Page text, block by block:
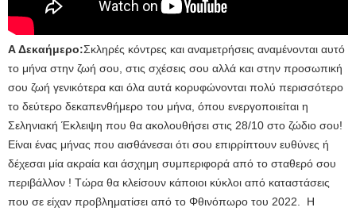
Α Δεκαήμερο:Σκληρές κόντρες και αναμετρήσεις αναμένονται αυτό
το μήνα στην ζωή σου, στις σχέσεις σου αλλά και στην προσωπική
σου ζωή γενικότερα και όλα αυτά κορυφώνονται πολύ περισσότερο
το δεύτερο δεκαπενθήμερο του μήνα, όπου ενεργοποιείται η
Σεληνιακή Έκλειψη που θα ακολουθήσει στις 28/10 στο ζώδιο σου!
Είναι ένας μήνας που αισθάνεσαι ότι σου επιρρίπτουν ευθύνες ή
δέχεσαι μία ακραία και άσχημη συμπεριφορά από το σταθερό σου
περιβάλλον ! Τώρα θα κλείσουν κάποιοι κύκλοι από καταστάσεις
που σε είχαν προβληματίσει από το Φθινόπωρο του 2022. Η